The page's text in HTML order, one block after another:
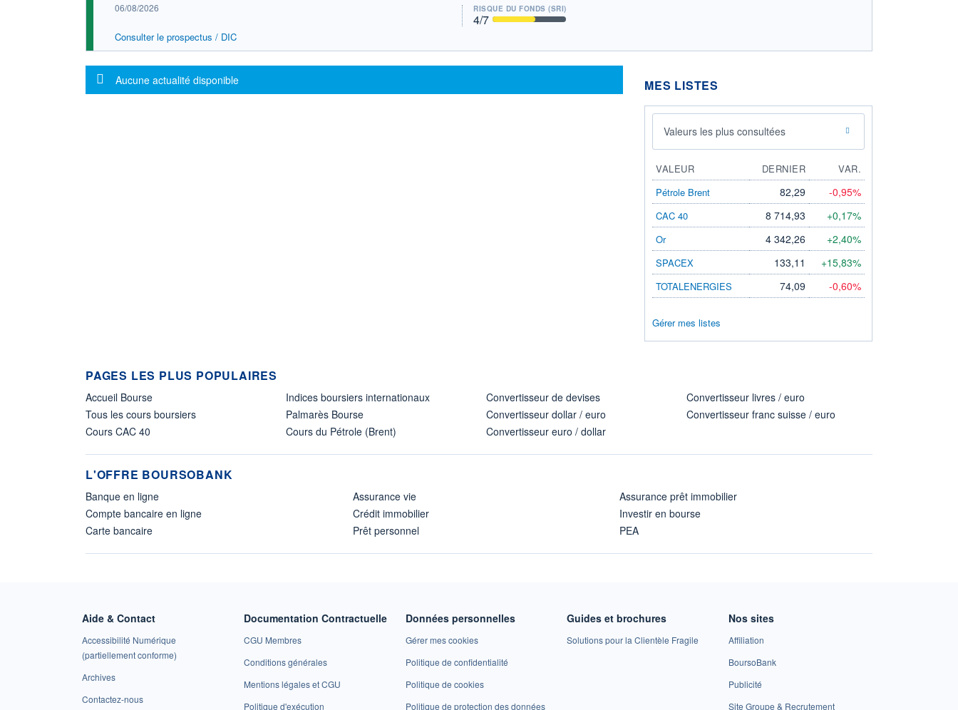
06/08/2026
Consulter le prospectus / DIC
RISQUE DU FONDS (SRI)
4/7
Message d'information
Aucune actualité disponible MES LISTES
Valeurs les plus consultées
VALEUR DERNIER
VAR.
Pétrole Brent
82,29 -0,95%
CAC 40 8 714,93 +0,17%
Or 4 342,26 +2,40%
SPACEX 133,11 +15,83%
TOTALENERGIES 74,09 -0,60%
Gérer mes listes
PAGES LES PLUS POPULAIRES
Accueil Bourse
Tous les cours boursiers
Cours CAC 40
Indices boursiers internationaux
Palmarès Bourse
Cours du Pétrole (Brent)
Convertisseur de devises
Convertisseur dollar / euro
Convertisseur euro / dollar
Convertisseur livres / euro
Convertisseur franc suisse / euro
L'OFFRE BOURSOBANK
Banque en ligne
Compte bancaire en ligne
Carte bancaire
Assurance vie
Crédit immobilier
Prêt personnel
Assurance prêt immobilier
Investir en bourse
PEA
Aide & Contact
Accessibilité Numérique
(partiellement conforme)
Archives
Contactez-nous
Documentation Contractuelle
CGU Membres
Conditions générales
Mentions légales et CGU
Politique d'exécution
Données personnelles
Gérer mes cookies
Politique de confidentialité
Politique de cookies
Politique de protection des données
Guides et brochures
Solutions pour la Clientèle Fragile
Nos sites
Affiliation
BoursoBank
Publicité
Site Groupe & Recrutement